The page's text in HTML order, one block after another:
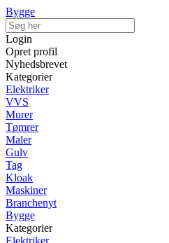
Bygge
Login
Opret profil
Nyhedsbrevet
Kategorier
Elektriker
VVS
Murer
Tømrer
Maler
Gulv
Tag
Kloak
Maskiner
Branchenyt
Bygge
Kategorier
Elektriker